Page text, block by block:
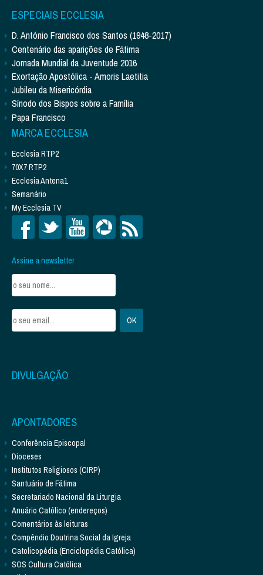
ESPECIAIS ECCLESIA
D. António Francisco dos Santos (1948-2017)
Centenário das aparições de Fátima
Jornada Mundial da Juventude 2016
Exortação Apostólica - Amoris Laetitia
Jubileu da Misericórdia
Sínodo dos Bispos sobre a Família
Papa Francisco
MARCA ECCLESIA
Ecclesia RTP2
70X7 RTP2
Ecclesia Antena1
Semanário
My Ecclesia TV
Assine a newsletter
DIVULGAÇÃO
APONTADORES
Conferência Episcopal
Dioceses
Institutos Religiosos (CIRP)
Santuário de Fátima
Secretariado Nacional da Liturgia
Anuário Católico (endereços)
Comentários às leituras
Compêndio Doutrina Social da Igreja
Catolicopédia (Enciclopédia Católica)
SOS Cultura Católica